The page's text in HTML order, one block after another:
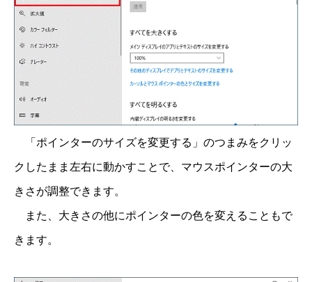
「ポインターのサイズを変更する」のつまみをクリッ
クしたまま左右に動かすことで、マウスポインターの大
きさが調整できます。
また、大きさの他にポインターの色を変えることもで
きます。